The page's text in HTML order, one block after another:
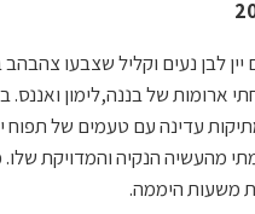
לבן נעים וקליל שצבעו
ארומות של בננה,לימון ואננס.
עדינה עם טעמים של תפוח
מהעשיה הנקיה והמדויקת שלו.
משעות היממה.